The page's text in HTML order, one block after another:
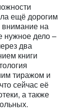
ещё дорогим
на
нужное дело –
два
книги
тиражом и
сейчас её
а также